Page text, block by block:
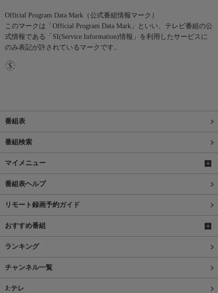
Official Program Data Mark（公式番組情報マーク）
このマークは「Official Program Data Mark」といい、テレビ番組の公
式情報である「SI(Service Information)情報」を利用したサービスに
のみ表記が許されているマークです。
番組表
番組検索
マイメニュー
番組表ヘルプ
リモート録画予約ガイド
おすすめ番組
ランキング
チャンネル一覧
J:テレ